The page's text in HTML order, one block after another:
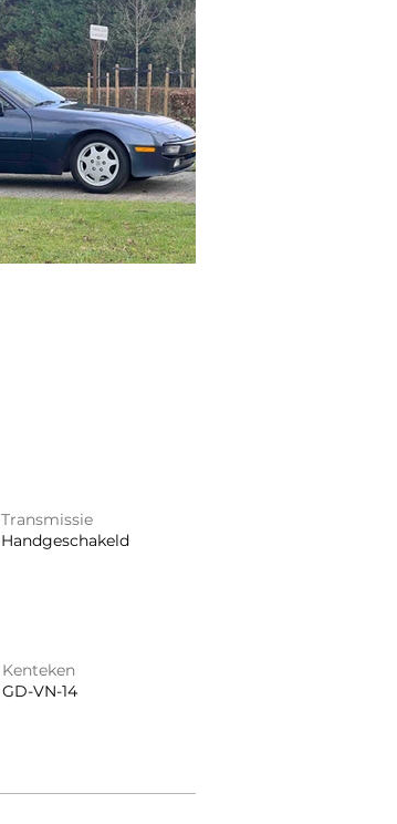
Transmissie
Handgeschakeld
Kenteken
GD-VN-14